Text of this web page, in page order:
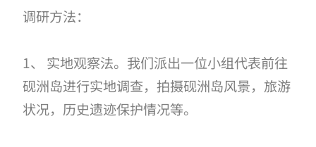
调研方法：
1、 实地观察法。我们派出一位小组代表前往
砚洲岛进行实地调查，拍摄砚洲岛风景，旅游
状况，历史遗迹保护情况等。